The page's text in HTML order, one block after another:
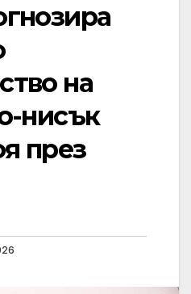
на
нисък
през